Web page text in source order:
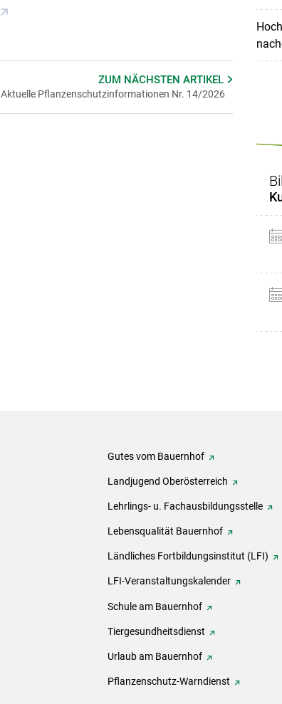
ZUM NÄCHSTENARTIKEL
Aktuelle Pflanzenschutzinformationen Nr. 14/2026
Gutes vom Bauernhof
Landjugend Oberösterreich
Lehrlings- u. Fachausbildungsstelle
Lebensqualität Bauernhof
Ländliches Fortbildungsinstitut (LFI)
LFI-Veranstaltungskalender
Schule am Bauernhof
Tiergesundheitsdienst
Urlaub am Bauernhof
Pflanzenschutz-Warndienst